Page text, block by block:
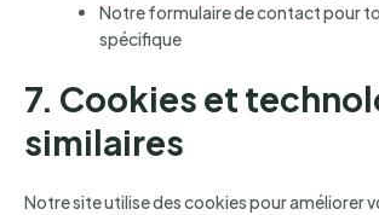
Notre formulaire de contact pour
spécifique
7. Cookies et
similaires
Notre site utilise des cookies pour améliorer